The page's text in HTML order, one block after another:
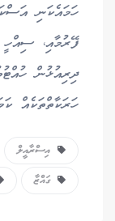
ހަމައެކަނި
ފޭރުމާއި،
ދިރިއުޅުން
ހަރަކާތްތަކެއް
އިސްރާއީލް
ގައްޒާ